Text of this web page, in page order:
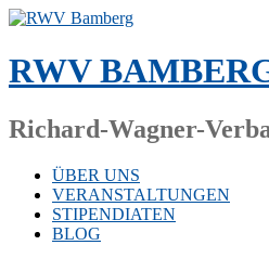
Zum
springen
RWV
Richard-Wagner-
ÜBER UNS
VERANSTALTUNGEN
STIPENDIATEN
BLOG